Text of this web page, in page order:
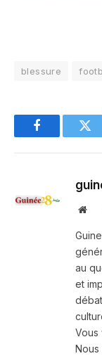
blessure
Facebook
au
et
Vous
Nous